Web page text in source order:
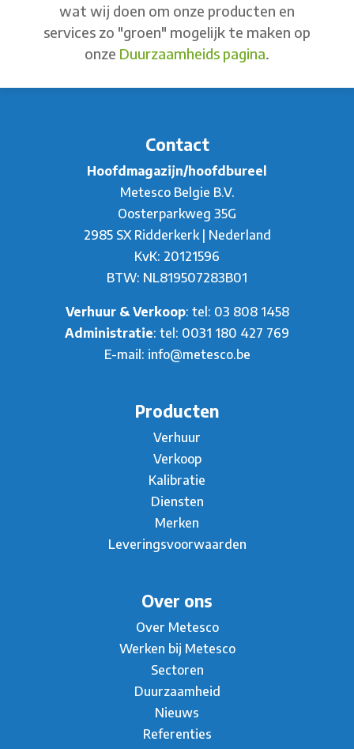
wat wij doen om onze producten en
services zo "groen" mogelijk te maken op
onze Duurzaamheids pagina.
Contact
Hoofdmagazijn/hoofdbureel
Metesco Belgie B.V.
Oosterparkweg 35G
2985 SX Ridderkerk | Nederland
KvK: 20121596
BTW: NL819507283B01
Verhuur & Verkoop: tel: 03 808 1458
Administratie: tel: 0031 180 427 769
E-mail: info@metesco.be
Producten
Verhuur
Verkoop
Kalibratie
Diensten
Merken
Leveringsvoorwaarden
Over ons
Over Metesco
Werken bij Metesco
Sectoren
Duurzaamheid
Nieuws
Referenties